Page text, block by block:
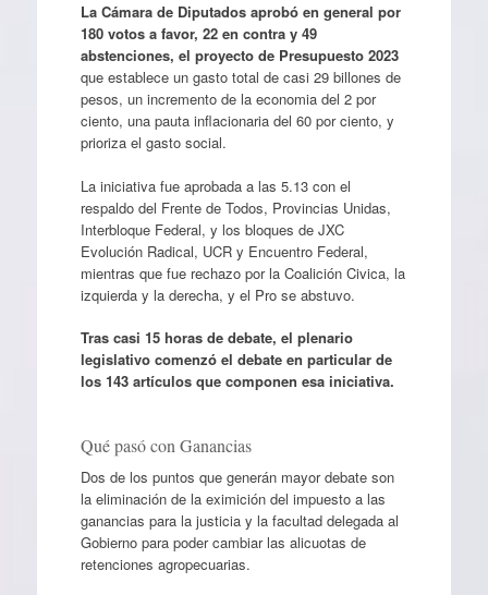
La Cámara de Diputados aprobó en general por
180 votos a favor, 22 en contra y 49
abstenciones, el proyecto de Presupuesto 2023
que establece un gasto total de casi 29 billones de
pesos, un incremento de la economia del 2 por
ciento, una pauta inflacionaria del 60 por ciento, y
prioriza el gasto social.
La iniciativa fue aprobada a las 5.13 con el
respaldo del Frente de Todos, Provincias Unidas,
Interbloque Federal, y los bloques de JXC
Evolución Radical, UCR y Encuentro Federal,
mientras que fue rechazo por la Coalición Civica, la
izquierda y la derecha, y el Pro se abstuvo.
Tras casi 15 horas de debate, el plenario
legislativo comenzó el debate en particular de
los 143 artículos que componen esa iniciativa.
Qué pasó con Ganancias
Dos de los puntos que generán mayor debate son
la eliminación de la eximición del impuesto a las
ganancias para la justicia y la facultad delegada al
Gobierno para poder cambiar las alicuotas de
retenciones agropecuarias.